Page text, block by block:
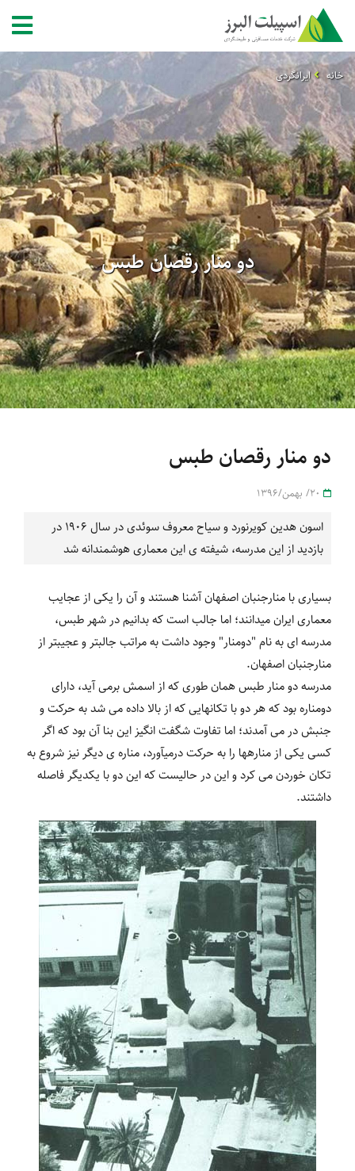
خانه ایرانگردی
دو منار رقصان طبس
دو منار رقصان طبس
اسون هدین کویرنورد و سیاح معروف سوئدی در سال 1906 در
بازدید از این مدرسه، شیفته ی این معماری هوشمندانه شد
بسیاری با منارجنبان اصفهان آشنا هستند و آن را یکی از عجایب
معماری ایران می‏دانند؛ اما جالب است که بدانیم در شهر طبس،
مدرسه‏ ای به نام "دومنار" وجود داشت به مراتب جالب‏تر و عجیب‏تر از
منارجنبان اصفهان.
مدرسه دو منار طبس همان طوری که از اسمش برمی ‏آید، دارای
دومناره بود که هر دو با تکان‏هایی که از بالا داده می‏ شد به حرکت و
جنبش در می آمدند؛ اما تفاوت شگفت انگیز این بنا آن بود که اگر
کسی یکی از مناره‏ها را به حرکت درمی‏آورد، مناره‏ ی دیگر نیز شروع به
تکان خوردن می‏ کرد و این در حالیست که این دو با یکدیگر فاصله
داشتند.